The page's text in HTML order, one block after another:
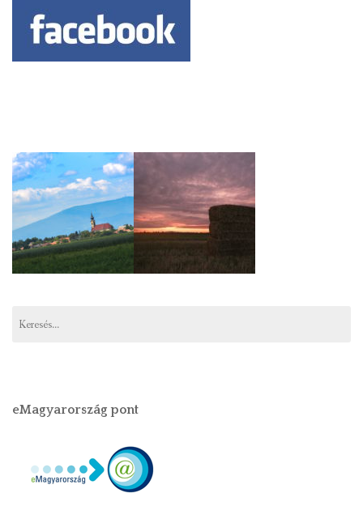
eMagyarország pont